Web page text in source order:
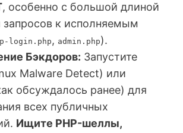
, особенно с большой длиной
запросов к исполняемым
login.php, admin.php).
Бэкдоров: Запустите
Malware Detect) или
обсуждалось ранее) для
всех публичных
Ищите PHP-шеллы,